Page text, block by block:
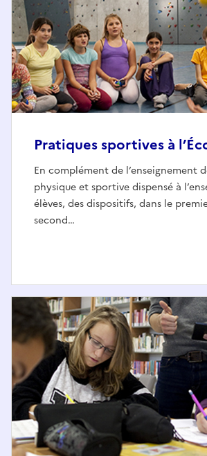
Pratiques sportives à
En complément de l’enseignement
physique et sportive dispensé à
élèves, des dispositifs, dans le
second…